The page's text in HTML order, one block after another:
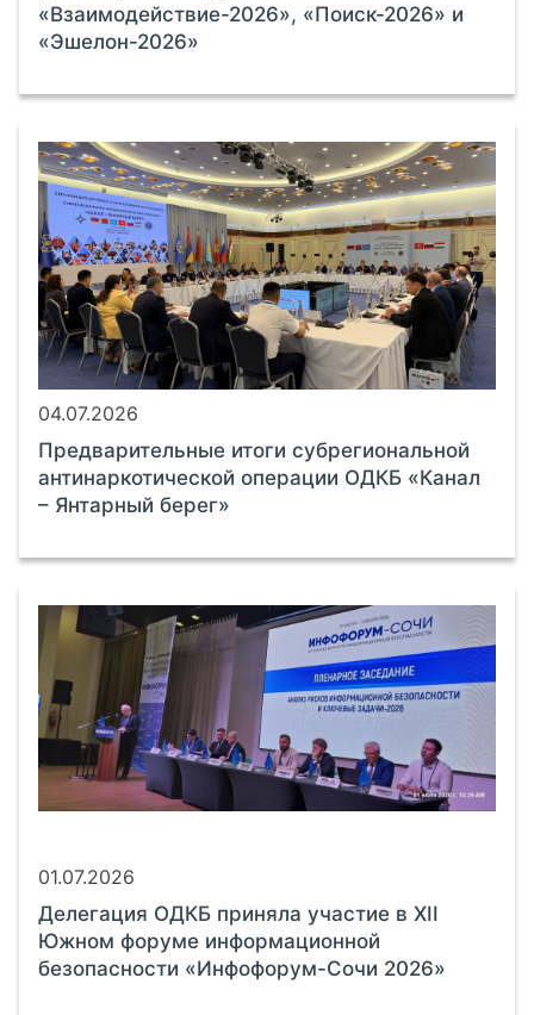
«Взаимодействие-2026», «Поиск-2026» и
«Эшелон-2026»
04.07.2026
Предварительные итоги субрегиональной
антинаркотической операции ОДКБ «Канал
– Янтарный берег»
01.07.2026
Делегация ОДКБ приняла участие в XII
Южном форуме информационной
безопасности «Инфофорум-Сочи 2026»